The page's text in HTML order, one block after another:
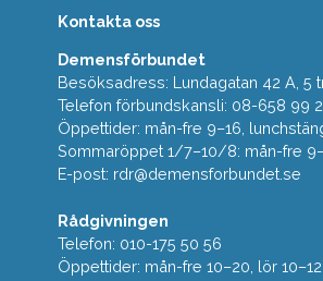
Kontakta oss
Demensförbundet
Besöksadress: Lundagatan 42 A, 5
Telefon förbundskansli: 08-658 99
Öppettider: mån-fre 9–16,
Sommaröppet 1/7–10/8: mån-fre
E-post: rdr@demensforbundet.se
Rådgivningen
Telefon: 010-175 50 56
Öppettider: mån-fre 10–20, lör 10–12